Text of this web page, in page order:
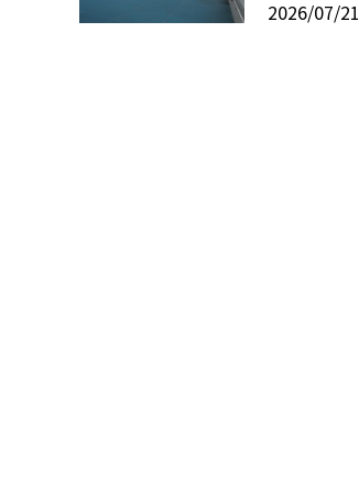
2026/07/21